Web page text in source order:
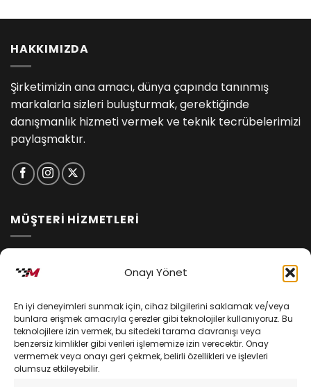
Onayı Yönet
En iyi deneyimleri sunmak için, cihaz bilgilerini saklamak ve/veya
bunlara erişmek amacıyla çerezler gibi teknolojiler kullanıyoruz. Bu
teknolojilere izin vermek, bu sitedeki tarama davranışı veya
benzersiz kimlikler gibi verileri işlememize izin verecektir. Onay
vermemek veya onayı geri çekmek, belirli özellikleri ve işlevleri
olumsuz etkileyebilir.
HAKKIMIZDA
Şirketimizin ana amacı, dünya çapında tanınmış
markalarla sizleri buluşturmak, gerektiğinde
danışmanlık hizmeti vermek ve teknik tecrübelerimizi
paylaşmaktır.
MÜŞTERİ HİZMETLERİ
Kişisel Verilerin Korunması
Mesafeli Satış Sözleşmesi